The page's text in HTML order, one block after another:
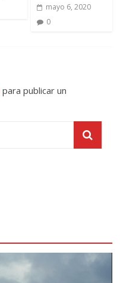
mayo 6, 2020
0
para publicar un